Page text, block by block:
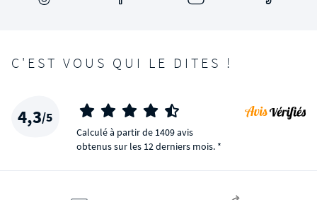
C'EST VOUS QUI LE DITES !
4,3/5
Calculé à partir de 1409 avis
obtenus sur les 12 derniers mois. *